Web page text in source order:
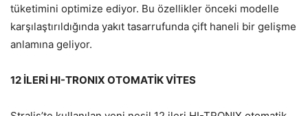
tüketimini optimize ediyor. Bu özellikler önceki modelle
karşılaştırıldığında yakıt tasarrufunda çift haneli bir gelişme
anlamına geliyor.
12 İLERİ HI-TRONIX OTOMATİK VİTES